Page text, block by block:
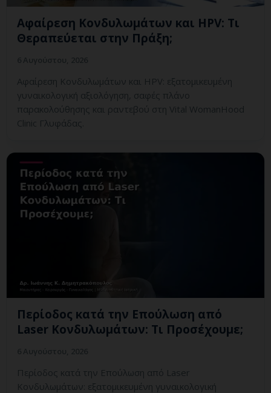
Αφαίρεση Κονδυλωμάτων και HPV: Τι
Θεραπεύεται στην Πράξη;
Αφαίρεση Κονδυλωμάτων και HPV: εξατομικευμένη
γυναικολογική αξιολόγηση, σαφές πλάνο
παρακολούθησης και ραντεβού στη Vital WomanHood
Clinic Γλυφάδας.
Περίοδος κατά την Επούλωση από
Laser Κονδυλωμάτων: Τι Προσέχουμε;
Περίοδος κατά την Επούλωση από Laser
Κονδυλωμάτων: εξατομικευμένη γυναικολογική